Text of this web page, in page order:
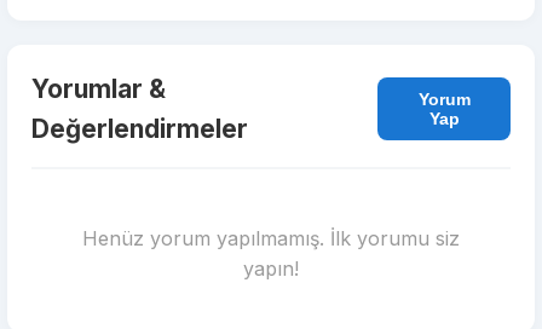
Yorumlar &
Değerlendirmeler
Yorum
Yap
Henüz yorum yapılmamış. İlk yorumu siz
yapın!